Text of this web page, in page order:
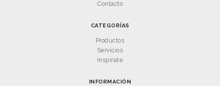
Contacto
CATEGORÍAS
Productos
Servicios
Inspírate
INFORMACIÓN